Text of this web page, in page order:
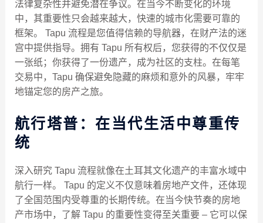
法律复杂性并避免潜在争议。在当今不断变化的环境
中，其重要性只会越来越大，快速的城市化需要可靠的
框架。 Tapu 流程是您值得信赖的导航器，在财产法的迷
宫中提供指导。拥有 Tapu 所有权后，您获得的不仅仅是
一张纸；你获得了一份遗产，成为社区的支柱。在每笔
交易中，Tapu 确保避免隐藏的麻烦和意外的风暴，牢牢
地锚定您的房产之旅。
航行塔普：在当代生活中尊重传
统
深入研究 Tapu 流程就像在土耳其文化遗产的丰富水域中
航行一样。 Tapu 的定义不仅意味着房地产文件，还体现
了全国范围内受尊重的长期传统。在当今快节奏的房地
产市场中，了解 Tapu 的重要性变得至关重要 – 它可以保